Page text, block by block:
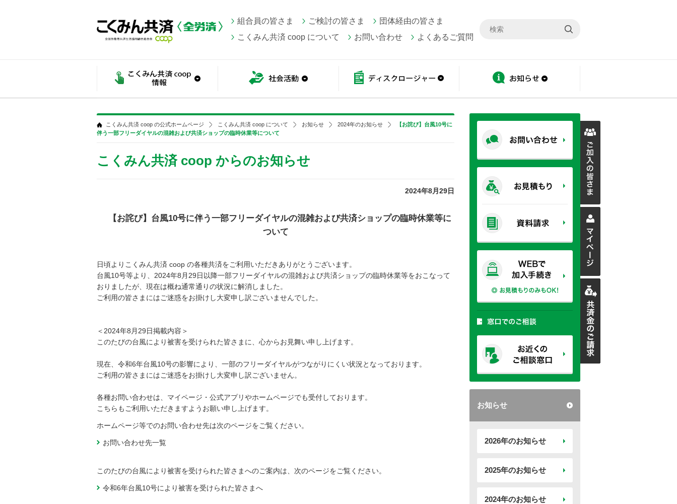
組合員の皆さま ご検討の皆さま
団体経由の皆さま
こくみん共済 coop について
お問い合わせ よくあるご質問
お知らせ
2026年のお知らせ
2025年のお知らせ
2024年のお知らせ
こくみん共済 coop の公式ホームページ こくみん共済 coop について お知らせ 2024年のお知らせ
【お詫び】台風10号に
伴う一部フリーダイヤルの混雑および共済ショップの臨時休業等について
こくみん共済 coop からのお知らせ
2024年8月29日
【お詫び】台風10号に伴う一部フリーダイヤルの混雑および共済ショップの臨時休業等に
ついて
日頃よりこくみん共済 coop の各種共済をご利用いただきありがとうございます。
台風10号等より、2024年8月29日以降一部フリーダイヤルの混雑および共済ショップの臨時休業等をおこなって
おりましたが、現在は概ね通常通りの状況に解消しました。
ご利用の皆さまにはご迷惑をお掛けし大変申し訳ございませんでした。
＜2024年8月29日掲載内容＞
このたびの台風により被害を受けられた皆さまに、心からお見舞い申し上げます。
現在、令和6年台風10号の影響により、一部のフリーダイヤルがつながりにくい状況となっております。
ご利用の皆さまにはご迷惑をお掛けし大変申し訳ございません。
各種お問い合わせは、マイページ・公式アプリやホームページでも受付しております。
こちらもご利用いただきますようお願い申し上げます。
ホームページ等でのお問い合わせ先は次のページをご覧ください。
お問い合わせ先一覧
このたびの台風により被害を受けられた皆さまへのご案内は、次のページをご覧ください。
令和6年台風10号により被害を受けられた皆さまへ